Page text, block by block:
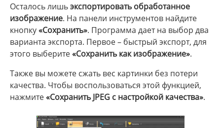
Осталось лишьэкспортировать обработанное
изображение. На панели инструментов найдите
кнопку«Сохранить». Программа дает на выбор два
варианта экспорта. Первое – быстрый экспорт, для
этого выберите«Сохранить как изображение».
Также вы можете сжать вес картинки без потери
качества. Чтобы воспользоваться этой функцией,
нажмите«Сохранить JPEG с настройкой качества».